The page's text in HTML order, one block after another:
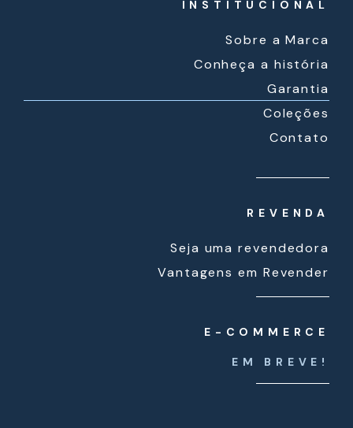
INSTITUCIONAL
Sobre a Marca
Conheça a história
Garantia
Coleções
Contato
REVENDA
Seja uma revendedora
Vantagens em Revender
E-COMMERCE
EM BREVE!